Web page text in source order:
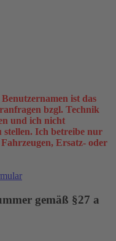
ist das
bzgl. Technik
und ich nicht
stellen. Ich betreibe nur
Ersatz- oder
gemäß §27 a